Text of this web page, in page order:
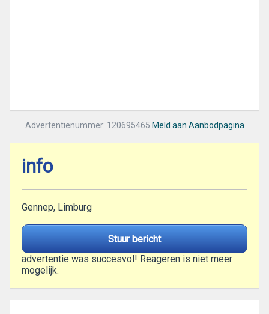
Advertentienummer: 120695465 Meld aan Aanbodpagina
info
Gennep, Limburg
Stuur bericht
advertentie was succesvol! Reageren is niet meer
mogelijk.